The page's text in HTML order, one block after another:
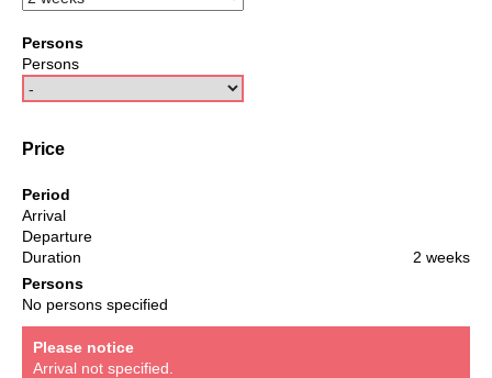
Persons
Persons
Price
Period
Arrival
Departure
Duration
2 weeks
Persons
No persons specified
Please notice
Arrival not specified.